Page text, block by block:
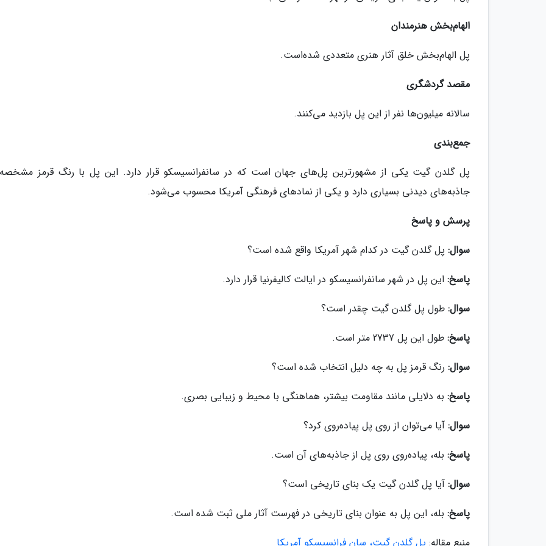
الهام‌بخش هنرمندان
پل الهام‌بخش خلق آثار هنری متعددی شده‌است.
مقصد گردشگری
سالانه میلیون‌ها نفر از این پل بازدید می‌کنند.
جمع‌بندی
پل گلدن گیت یکی از مشهورترین پل‌های جهان است که در سانفرانسیسکو قرار دارد. این پل با رنگ قرمز
جاذبه‌های دیدنی بسیاری دارد و یکی از نمادهای فرهنگی آمریکا محسوب می‌شود.
پرسش و پاسخ
سوال: پل گلدن گیت در کدام شهر آمریکا واقع شده است؟
پاسخ: این پل در شهر سانفرانسیسکو در ایالت کالیفرنیا قرار دارد.
سوال: طول پل گلدن گیت چقدر است؟
پاسخ: طول این پل 2737 متر است.
سوال: رنگ قرمز پل به چه دلیل انتخاب شده است؟
پاسخ: به دلایلی مانند مقاومت بیشتر، هماهنگی با محیط و زیبایی بصری.
سوال: آیا می‌توان از روی پل پیاده‌روی کرد؟
پاسخ: بله، پیاده‌روی روی پل از جاذبه‌های آن است.
سوال: آیا پل گلدن گیت یک بنای تاریخی است؟
پاسخ: بله، این پل به عنوان بنای تاریخی در فهرست آثار ملی ثبت شده است.
منبع مقاله: پل گلدن گیت، سان فرانسیسکو آمریکا